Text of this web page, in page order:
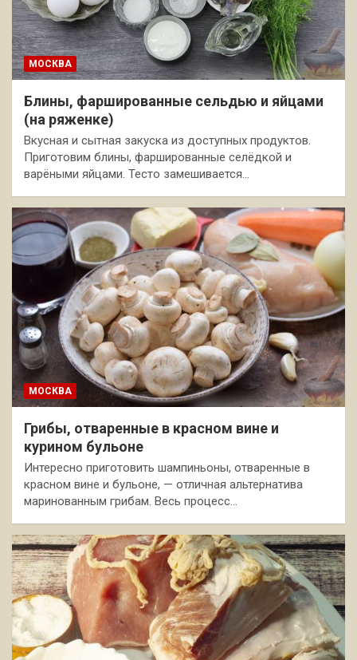
МОСКВА
Блины, фаршированные сельдью и яйцами
(на ряженке)
Вкусная и сытная закуска из доступных продуктов.
Приготовим блины, фаршированные селёдкой и
варёными яйцами. Тесто замешивается…
МОСКВА
Грибы, отваренные в красном вине и
курином бульоне
Интересно приготовить шампиньоны, отваренные в
красном вине и бульоне, — отличная альтернатива
маринованным грибам. Весь процесс…